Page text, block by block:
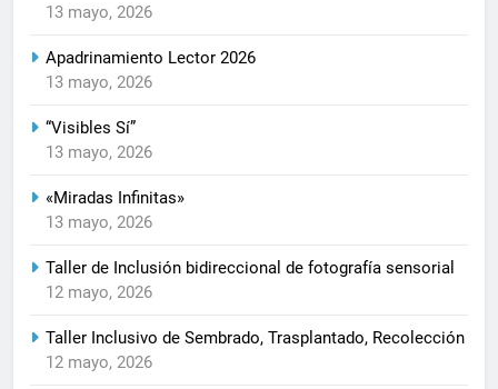
13 mayo, 2026
Apadrinamiento Lector 2026
13 mayo, 2026
“Visibles Sí”
13 mayo, 2026
«Miradas Infinitas»
13 mayo, 2026
Taller de Inclusión bidireccional de fotografía sensorial
12 mayo, 2026
Taller Inclusivo de Sembrado, Trasplantado, Recolección
12 mayo, 2026